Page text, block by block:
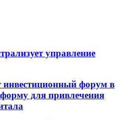
управление
инвестиционный форум в
для привлечения